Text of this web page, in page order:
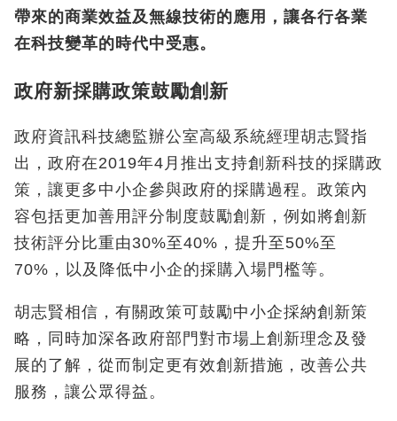
帶來的商業效益及無線技術的應用，讓各行各業
在科技變革的時代中受惠。
政府新採購政策鼓勵創新
政府資訊科技總監辦公室高級系統經理胡志賢指
出，政府在2019年4月推出支持創新科技的採購政
策，讓更多中小企參與政府的採購過程。政策內
容包括更加善用評分制度鼓勵創新，例如將創新
技術評分比重由30%至40%，提升至50%至
70%，以及降低中小企的採購入場門檻等。
胡志賢相信，有關政策可鼓勵中小企採納創新策
略，同時加深各政府部門對市場上創新理念及發
展的了解，從而制定更有效創新措施，改善公共
服務，讓公眾得益。